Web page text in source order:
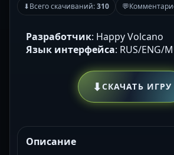
⬇Всего скачиваний:310 💬
Разработчик: Happy Volcano
Язык интерфейса: RUS/ENG/
⬇СКАЧАТЬ ИГРУ
Описание